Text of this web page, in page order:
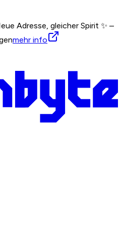
Adresse, gleicher Spirit ✨ –
mehr info